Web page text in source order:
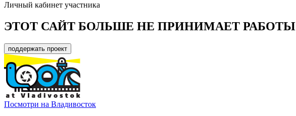
Личный кабинет участника
ЭТОТ САЙТ БОЛЬШЕ НЕ ПРИНИМАЕТ РАБОТЫ
поддержать проект
Посмотри на Владивосток